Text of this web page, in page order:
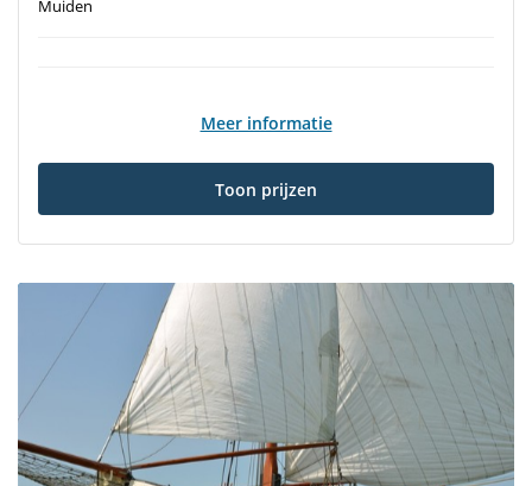
Muiden
Meer informatie
Toon prijzen